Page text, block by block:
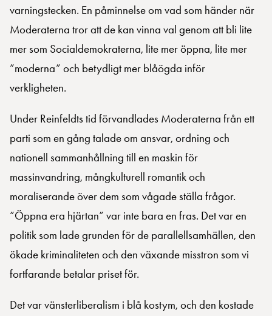
varningstecken. En påminnelse om vad som händer när
Moderaterna tror att de kan vinna val genom att bli lite
mer som Socialdemokraterna, lite mer öppna, lite mer
”moderna” och betydligt mer blåögda inför
verkligheten.
Under Reinfeldts tid förvandlades Moderaterna från ett
parti som en gång talade om ansvar, ordning och
nationell sammanhållning till en maskin för
massinvandring, mångkulturell romantik och
moraliserande över dem som vågade ställa frågor.
”Öppna era hjärtan” var inte bara en fras. Det var en
politik som lade grunden för de parallellsamhällen, den
ökade kriminaliteten och den växande misstron som vi
fortfarande betalar priset för.
Det var vänsterliberalism i blå kostym, och den kostade